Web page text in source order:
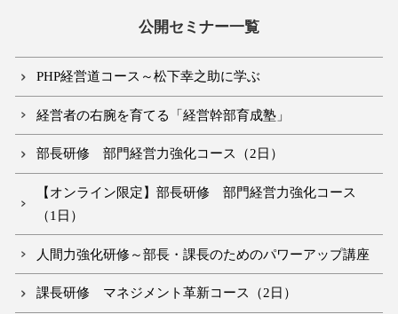
公開セミナー一覧
PHP経営道コース～松下幸之助に学ぶ
経営者の右腕を育てる「経営幹部育成塾」
部長研修 部門経営力強化コース（2日）
【オンライン限定】部長研修 部門経営力強化コース
（1日）
人間力強化研修～部長・課長のためのパワーアップ講座
課長研修 マネジメント革新コース（2日）